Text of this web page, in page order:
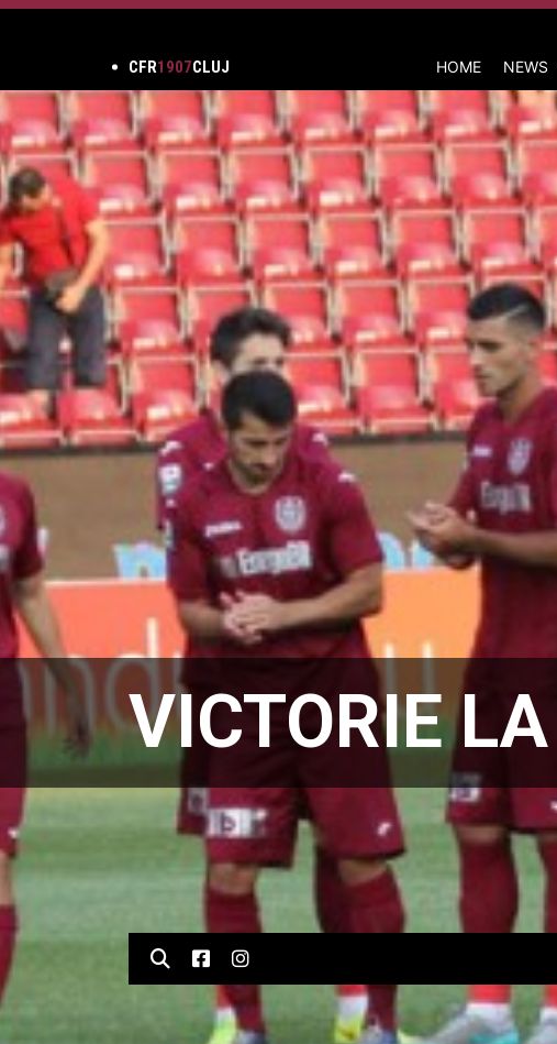
CFR1907CLUJ HOME NEWS
VICTORIE